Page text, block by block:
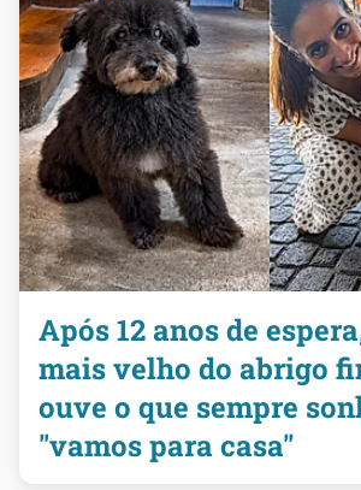
Após 12 anos de
mais velho do abrigo
ouve o que sempre
"vamos para casa"